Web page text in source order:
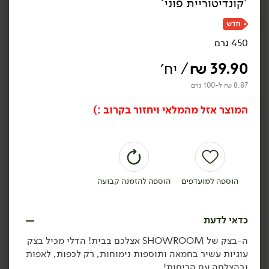
39.90
₪ / יח׳
בצק עוגיות שואו רום
'קונדיטוריית פוני'
450 גרם
הוספה לסל
'קונדיטוריית פוני'
ללא גלוטן קפוא
'קונדיטוריית פוני'
450 גרם
39.90
₪/ יח׳
8.87 ₪ ל-100 גרם
המוצר אזל מהמלאי ויחזור בקרוב :)
הוספה למועדפים הוספה להזמנה קבועה
כדאי לדעת
ה-בצק של SHOWROOM אצלכם בבית! הדלי מכיל בצק
עוגיות עשיר בחמאה ותוספות נימוחות, רק לכפות, לאפות